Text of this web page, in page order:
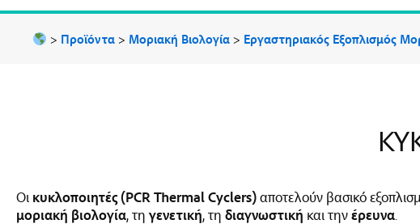
> Προϊόντα > Μοριακή Βιολογία > Εργαστηριακός Εξοπλισμός
Οι κυκλοποιητές (PCR Thermal Cyclers)αποτελούν βασικό
μοριακή βιολογία, τηγενετική, τη διαγνωστική και τηνέρευνα